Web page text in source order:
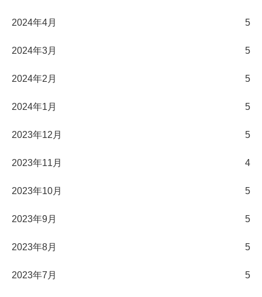
2024年4月 5
2024年3月 5
2024年2月 5
2024年1月 5
2023年12月 5
2023年11月 4
2023年10月 5
2023年9月 5
2023年8月 5
2023年7月 5